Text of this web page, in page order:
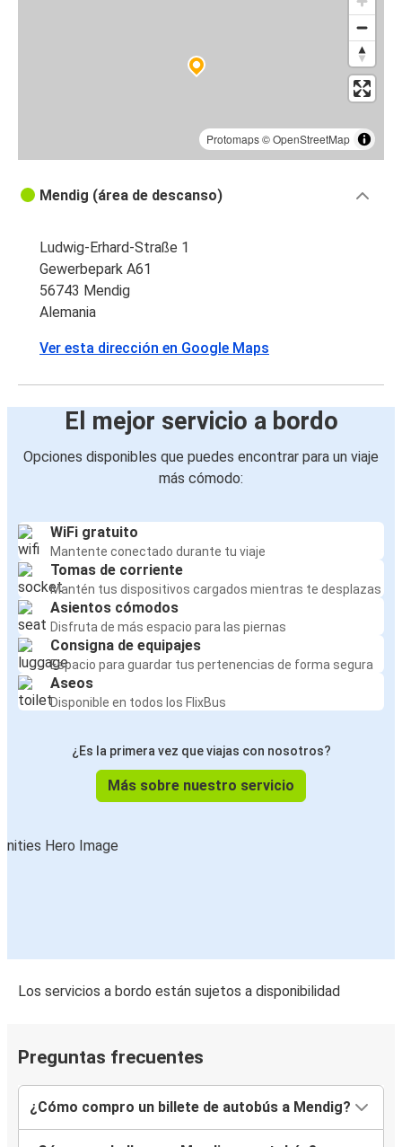
Protomaps©OpenStreetMap
Mendig (área de descanso)
Ludwig-Erhard-Straße 1
Gewerbepark A61
56743 Mendig
Alemania
Ver esta dirección en Google Maps
El mejor servicio a bordo
Opciones disponibles que puedes encontrar para un viaje
más cómodo:
WiFi gratuito
Mantente conectado durante tu viaje
Tomas de corriente
Mantén tus dispositivos cargados mientras te desplazas
Asientos cómodos
Disfruta de más espacio para las piernas
Consigna de equipajes
Espacio para guardar tus pertenencias de forma segura
Aseos
Disponible en todos los FlixBus
¿Es la primera vez que viajas con nosotros?
Más sobre nuestro servicio
Los servicios a bordo están sujetos a disponibilidad
Preguntas frecuentes
¿Cómo compro un billete de autobús a Mendig?